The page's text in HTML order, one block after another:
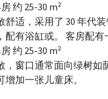
约 25-30 m²
舒适，采用了 30 年代
配有浴缸或。 客房配有
约 25-30 m²
，窗口通常面向绿树如
增加一张儿童床。